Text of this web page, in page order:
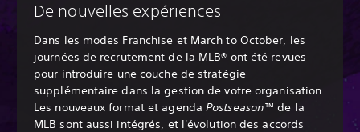
De nouvelles expériences
Dans les modes Franchise et March to October, les
journées de recrutement de la MLB® ont été revues
pour introduire une couche de stratégie
supplémentaire dans la gestion de votre organisation.
Les nouveaux format et agenda Postseason™ de la
MLB sont aussi intégrés, et l'évolution des accords